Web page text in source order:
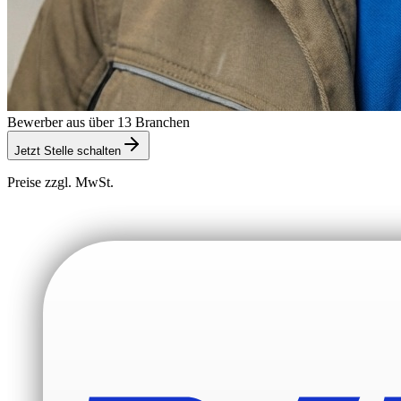
Bewerber aus über 13 Branchen
Jetzt Stelle schalten
Preise zzgl. MwSt.